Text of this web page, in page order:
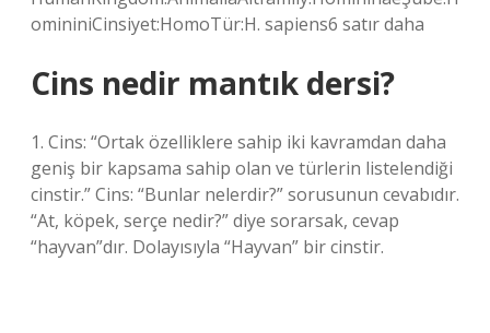
omininiCinsiyet:HomoTür:H. sapiens6 satır daha
Cins nedir mantık dersi?
1. Cins: “Ortak özelliklere sahip iki kavramdan daha
geniş bir kapsama sahip olan ve türlerin listelendiği
cinstir.” Cins: “Bunlar nelerdir?” sorusunun cevabıdır.
“At, köpek, serçe nedir?” diye sorarsak, cevap
“hayvan”dır. Dolayısıyla “Hayvan” bir cinstir.